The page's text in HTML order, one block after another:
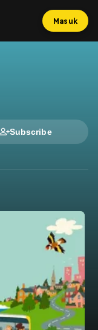
Masuk
Subscribe